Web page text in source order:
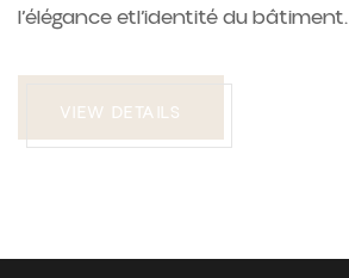
l’élégance etl’identité du bâtiment.
VIEW DETAILS